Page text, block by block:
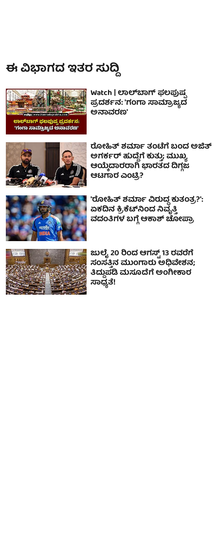
ಈ ವಿಭಾಗದ ಇತರ ಸುದ್ದಿ
Watch | ಲಾಲ್‌ಬಾಗ್‌ ಫಲಪುಷ್ಪ
ಪ್ರದರ್ಶನ: 'ಗಂಗಾ ಸಾಮ್ರಾಜ್ಯದ
ಅನಾವರಣ'
ರೋಹಿತ್ ಶರ್ಮಾ ತಂಟೆಗೆ ಬಂದ ಅಜಿತ್
ಅಗರ್ಕರ್ ಹುದ್ದೆಗೆ ಕುತ್ತು; ಮುಖ್ಯ
ಆಯ್ಕೆದಾರರಾಗಿ ಭಾರತದ ದಿಗ್ಗಜ
ಆಟಗಾರ ಎಂಟ್ರಿ?
'ರೋಹಿತ್ ಶರ್ಮಾ ವಿರುದ್ಧ ಕುತಂತ್ರ?':
ಏಕದಿನ ಕ್ರಿಕೆಟ್‌ನಿಂದ ನಿವೃತ್ತಿ
ವದಂತಿಗಳ ಬಗ್ಗೆ ಆಕಾಶ್ ಚೋಪ್ರಾ
ಜುಲೈ 20 ರಿಂದ ಆಗಸ್ಟ್ 13 ರವರೆಗೆ
ಸಂಸತ್ತಿನ ಮುಂಗಾರು ಅಧಿವೇಶನ;
ತಿದ್ದುಪಡಿ ಮಸೂದೆಗೆ ಅಂಗೀಕಾರ
ಸಾಧ್ಯತೆ!